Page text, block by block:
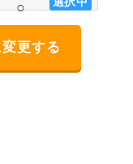
○
更する